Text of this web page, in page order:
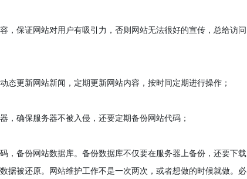
，保证网站对用户有吸引力，否则网站无法很好的宣传，总给访问
态更新网站新闻，定期更新网站内容，按时间定期进行操作；
，确保服务器不被入侵，还要定期备份网站代码；
，备份网站数据库。备份数据库不仅要在服务器上备份，还要下载
据被还原。网站维护工作不是一次两次，或者想做的时候就做。必